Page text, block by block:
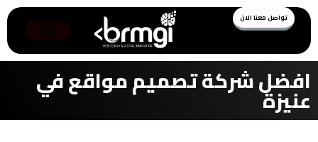
تواصل معنا الان
افضل شركة تصميم مواقع في
عنيزة